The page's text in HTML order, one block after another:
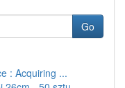
Go
: Acquiring ...